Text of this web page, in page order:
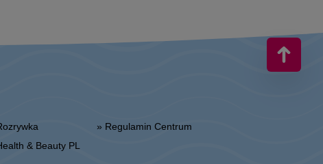
Rozrywka
Health & Beauty PL
» Regulamin Centrum